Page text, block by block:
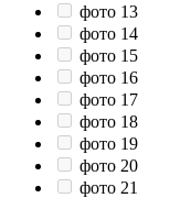
фото 13
фото 14
фото 15
фото 16
фото 17
фото 18
фото 19
фото 20
фото 21